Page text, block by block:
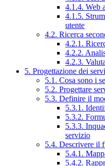
4.1.4. Web
4.1.5.
utente
4.2. Ricerca
4.2.1.
4.2.2.
4.2.3.
5. Progettazione dei
5.1. Cosa sono i
5.2. Progettare
5.3. Definire il
5.3.1.
5.3.2.
5.3.3.
servizio
5.4. Descrivere il
5.4.1.
5.4.2.